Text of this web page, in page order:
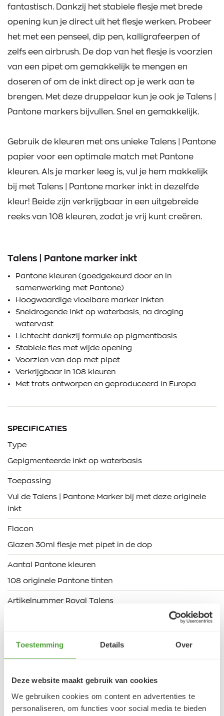
Toestemming Details Over
Deze website maakt gebruik van cookies
We gebruiken cookies om content en advertenties te
personaliseren, om functies voor social media te bieden
fantastisch. Dankzij het stabiele flesje met brede
opening kun je direct uit het flesje werken. Probeer
het met een penseel, dip pen, kalligrafeerpen of
zelfs een airbrush. De dop van het flesje is voorzien
van een pipet om gemakkelijk te mengen en
doseren of om de inkt direct op je werk aan te
brengen. Met deze druppelaar kun je ook je Talens |
Pantone markers bijvullen. Snel en gemakkelijk.
Gebruik de kleuren met ons unieke Talens | Pantone
papier voor een optimale match met Pantone
kleuren. Als je marker leeg is, vul je hem makkelijk
bij met Talens | Pantone marker inkt in dezelfde
kleur! Beide zijn verkrijgbaar in een uitgebreide
reeks van 108 kleuren, zodat je vrij kunt creëren.
Talens | Pantone marker inkt
Pantone kleuren (goedgekeurd door en in
samenwerking met Pantone)
Hoogwaardige vloeibare marker inkten
Sneldrogende inkt op waterbasis, na droging
watervast
Lichtecht dankzij formule op pigmentbasis
Stabiele fles met wijde opening
Voorzien van dop met pipet
Verkrijgbaar in 108 kleuren
Met trots ontworpen en geproduceerd in Europa
SPECIFICATIES
Type
Gepigmenteerde inkt op waterbasis
Toepassing
Vul de Talens | Pantone Marker bij met deze originele
inkt
Flacon
Glazen 30ml flesje met pipet in de dop
Aantal Pantone kleuren
108 originele Pantone tinten
Artikelnummer Royal Talens